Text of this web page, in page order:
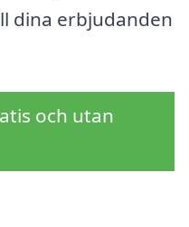
dina erbjudanden
och utan